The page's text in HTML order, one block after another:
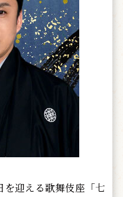
迎える歌舞伎座「七